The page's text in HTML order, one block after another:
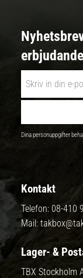
Dina personuppgifter
Kontakt
Telefon: 08-410
Mail:
Lager- &
TBX Stockholm